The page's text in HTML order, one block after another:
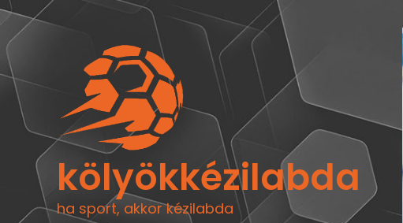
kölyökkézilabda
ha sport, akkor kézilabda